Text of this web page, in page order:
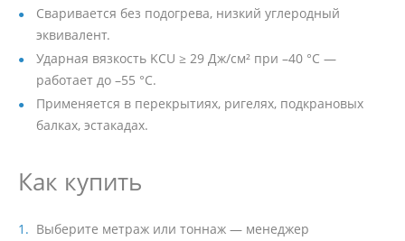
Сваривается без подогрева, низкий углеродный
эквивалент.
Ударная вязкость KCU ≥ 29 Дж/см² при –40 °C —
работает до –55 °C.
Применяется в перекрытиях, ригелях, подкрановых
балках, эстакадах.
Как купить
Выберите метраж или тоннаж — менеджер